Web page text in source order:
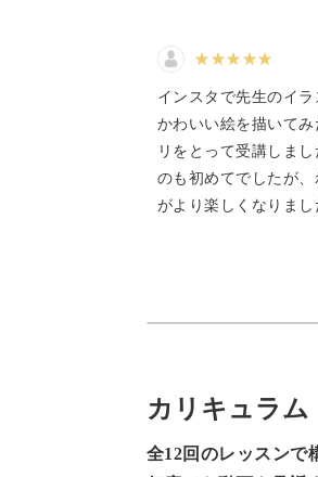
デジタルイラスト
座です。
インスタで先生のイ
かわいい絵を描いて
リをとって受講しま
のも初めてでしたが
がより楽しくなりまし
カリキュラム
全12回のレッスンで